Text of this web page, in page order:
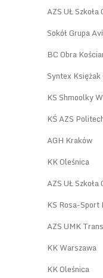
AZS UŁ
Sokół Grupa
BC Obra
Syntex
KS Shmoolky
KŚ AZS
AGH Kraków
KK Oleśnica
AZS UŁ
KS Rosa-Sport
AZS UMK
KK Warszawa
KK Oleśnica